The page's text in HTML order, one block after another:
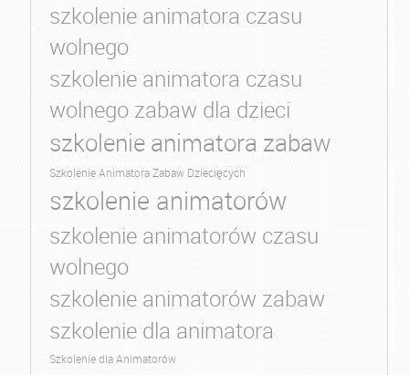
szkolenie animatora czasu
wolnego
szkolenie animatora czasu
wolnego zabaw dla dzieci
szkolenie animatora zabaw
Szkolenie Animatora Zabaw Dziecięcych
szkolenie animatorów
szkolenie animatorów czasu
wolnego
szkolenie animatorów zabaw
szkolenie dla animatora
Szkolenie dla Animatorów